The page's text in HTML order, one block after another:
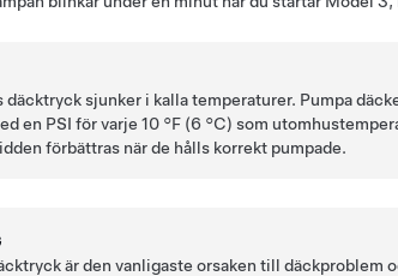
däcktryck sjunker i kalla temperaturer. Pumpa
en PSI för varje 10 °F (6 °C) som
förbättras när de hålls korrekt pumpade.
är den vanligaste orsaken till